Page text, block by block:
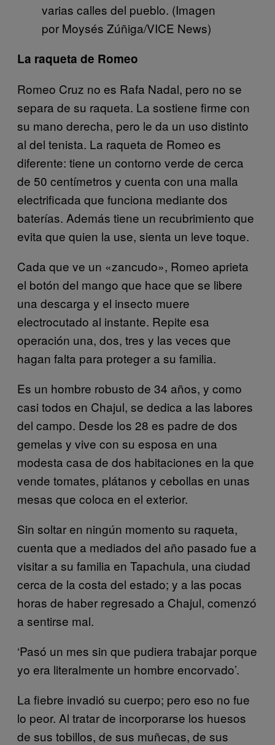
varias calles del pueblo. (Imagen
por Moysés Zúñiga/VICE News)
La raqueta de Romeo
Romeo Cruz no es Rafa Nadal, pero no se
separa de su raqueta. La sostiene firme con
su mano derecha, pero le da un uso distinto
al del tenista. La raqueta de Romeo es
diferente: tiene un contorno verde de cerca
de 50 centímetros y cuenta con una malla
electrificada que funciona mediante dos
baterías. Además tiene un recubrimiento que
evita que quien la use, sienta un leve toque.
Cada que ve un «zancudo», Romeo aprieta
el botón del mango que hace que se libere
una descarga y el insecto muere
electrocutado al instante. Repite esa
operación una, dos, tres y las veces que
hagan falta para proteger a su familia.
Es un hombre robusto de 34 años, y como
casi todos en Chajul, se dedica a las labores
del campo. Desde los 28 es padre de dos
gemelas y vive con su esposa en una
modesta casa de dos habitaciones en la que
vende tomates, plátanos y cebollas en unas
mesas que coloca en el exterior.
Sin soltar en ningún momento su raqueta,
cuenta que a mediados del año pasado fue a
visitar a su familia en Tapachula, una ciudad
cerca de la costa del estado; y a las pocas
horas de haber regresado a Chajul, comenzó
a sentirse mal.
‘Pasó un mes sin que pudiera trabajar porque
yo era literalmente un hombre encorvado’.
La fiebre invadió su cuerpo; pero eso no fue
lo peor. Al tratar de incorporarse los huesos
de sus tobillos, de sus muñecas, de sus